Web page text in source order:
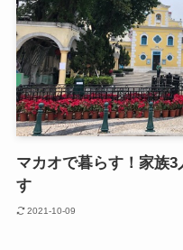
マカオで暮らす！家族
す
2021-10-09